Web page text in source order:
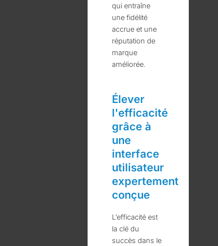
qui entraîne
une fidélité
accrue et une
réputation de
marque
améliorée.
Élever
l'efficacité
grâce à
une
interface
utilisateur
expertement
conçue
L’efficacité est
la clé du
succès dans le